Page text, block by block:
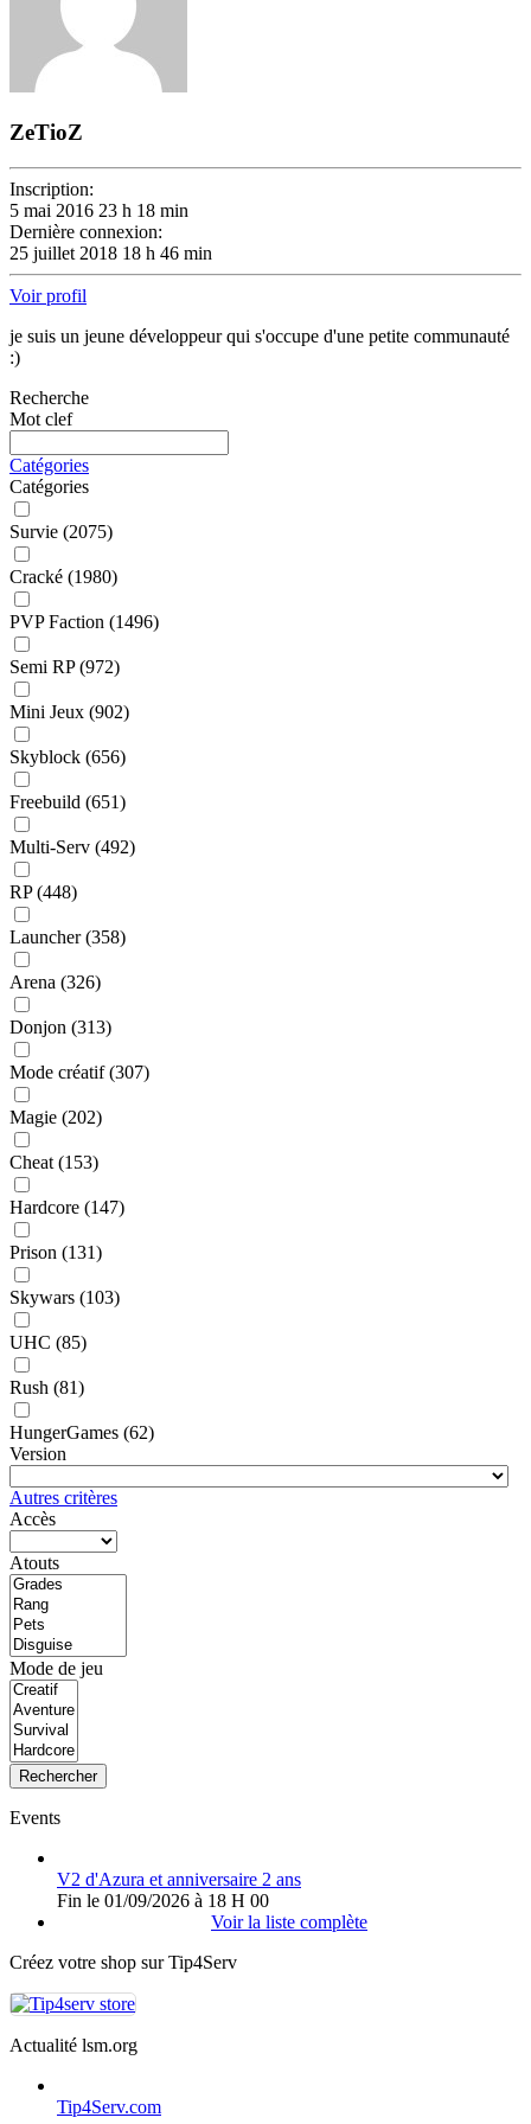
ZeTioZ
Inscription:
5 mai 2016 23 h 18 min
Dernière connexion:
25 juillet 2018 18 h 46 min
Voir profil
je suis un jeune développeur qui s'occupe d'une petite communauté
:)
Recherche
Mot clef
Catégories
Catégories
Survie (2075)
Cracké (1980)
PVP Faction (1496)
Semi RP(972)
Mini Jeux (902)
Skyblock (656)
Freebuild (651)
Multi-Serv (492)
RP(448)
Launcher(358)
Arena (326)
Donjon (313)
Mode créatif(307)
Magie (202)
Cheat (153)
Hardcore (147)
Prison (131)
Skywars (103)
UHC (85)
Rush (81)
HungerGames (62)
Version
Autres critères
Accès
Atouts
Mode de jeu
Rechercher
Events
V2 d'Azura et anniversaire 2 ans
Fin le 01/09/2026 à 18 H 00
Voir la liste complète
Créez votre shop sur Tip4Serv
Actualité lsm.org
Tip4Serv.com